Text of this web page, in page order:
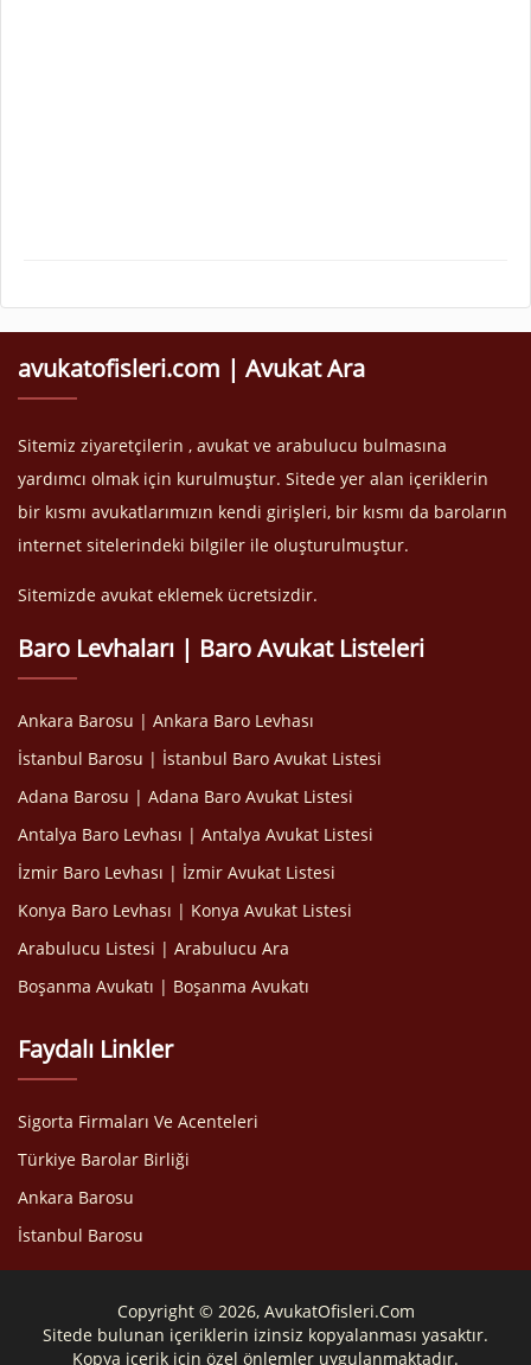
avukatofisleri.com | Avukat Ara
Sitemiz ziyaretçilerin , avukat ve arabulucu bulmasına
yardımcı olmak için kurulmuştur. Sitede yer alan içeriklerin
bir kısmı avukatlarımızın kendi girişleri, bir kısmı da baroların
internet sitelerindeki bilgiler ile oluşturulmuştur.
Sitemizde avukat eklemek ücretsizdir.
Baro Levhaları | Baro Avukat Listeleri
Ankara Barosu | Ankara Baro Levhası
İstanbul Barosu | İstanbul Baro Avukat Listesi
Adana Barosu | Adana Baro Avukat Listesi
Antalya Baro Levhası | Antalya Avukat Listesi
İzmir Baro Levhası | İzmir Avukat Listesi
Konya Baro Levhası | Konya Avukat Listesi
Arabulucu Listesi | Arabulucu Ara
Boşanma Avukatı | Boşanma Avukatı
Faydalı Linkler
Sigorta Firmaları Ve Acenteleri
Türkiye Barolar Birliği
Ankara Barosu
İstanbul Barosu
Copyright © 2026, AvukatOfisleri.Com
Sitede bulunan içeriklerin izinsiz kopyalanması yasaktır.
Kopya içerik için özel önlemler uygulanmaktadır.